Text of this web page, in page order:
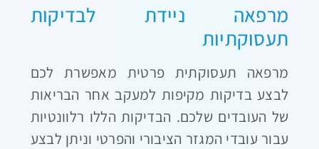
מרפאה ניידת לבדיקות
תעסוקתיות
מרפאה תעסוקתית פרטית מאפשרת לכם
לבצע בדיקות מקיפות למעקב אחר הבריאות
של העובדים שלכם. הבדיקות הללו רלוונטיות
עבור עובדי המגזר הציבורי והפרטי וניתן לבצע